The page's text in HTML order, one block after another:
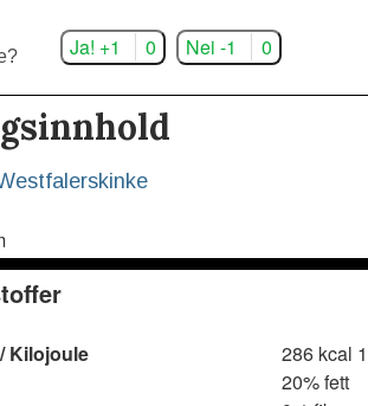
Ja! +1 0 Nei -1 0
Kilojoule
286 kcal
20% fett